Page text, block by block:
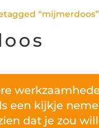
“mijmerdoos”
een kijkje
dat je zou